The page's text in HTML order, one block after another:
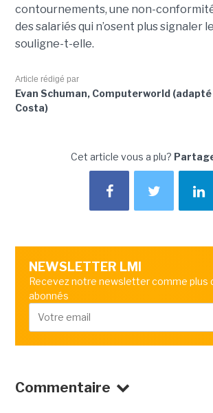
contournements, une non-
des salariés qui n’osent plus signaler
souligne-t-elle.
Article rédigé par
Evan Schuman, Computerworld
Costa)
Cet article vous a plu?
NEWSLETTER LMI
Recevez notre newsletter comme plus
abonnés
Commentaire